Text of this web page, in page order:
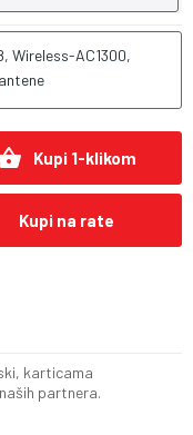
Wireless-AC1300,
Kupi 1-klikom
Kupi na rate
karticama
partnera.